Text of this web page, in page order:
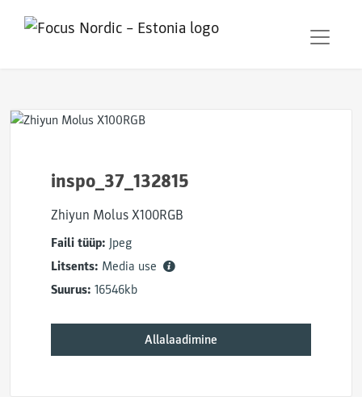
inspo_37_132815
Zhiyun Molus X100RGB
Faili tüüp: Jpeg
Litsents: Media use
Suurus: 16546kb
Allalaadimine